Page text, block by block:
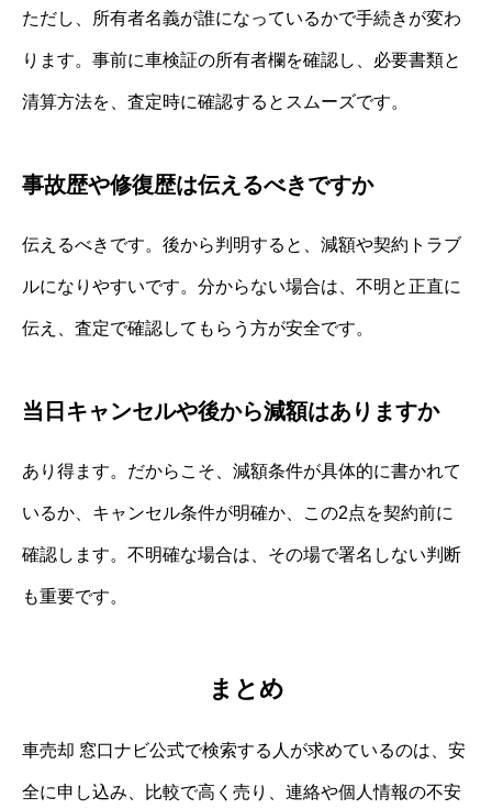
ただし、所有者名義が誰になっているかで手続きが変わ
ります。事前に車検証の所有者欄を確認し、必要書類と
清算方法を、査定時に確認するとスムーズです。
事故歴や修復歴は伝えるべきですか
伝えるべきです。後から判明すると、減額や契約トラブ
ルになりやすいです。分からない場合は、不明と正直に
伝え、査定で確認してもらう方が安全です。
当日キャンセルや後から減額はありますか
あり得ます。だからこそ、減額条件が具体的に書かれて
いるか、キャンセル条件が明確か、この2点を契約前に
確認します。不明確な場合は、その場で署名しない判断
も重要です。
まとめ
車売却 窓口ナビ公式で検索する人が求めているのは、安
全に申し込み、比較で高く売り、連絡や個人情報の不安